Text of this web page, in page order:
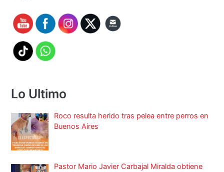
Lo Ultimo
Roco resulta herido tras pelea entre perros en
Buenos Aires
Pastor Mario Javier Carbajal Miralda obtiene